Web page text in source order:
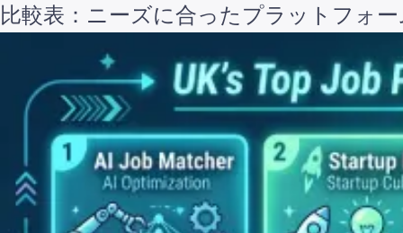
比較表：ニーズに合ったプラットフォ